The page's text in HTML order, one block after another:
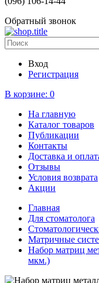
Обратный звонок
Вход
Регистрация
В корзине: 0
На главную
Каталог товаров
Публикации
Контакты
Доставка и
Отзывы
Условия возврата
Акции
Главная
Для стоматолога
Матричные
Набор матриц
мкм.)